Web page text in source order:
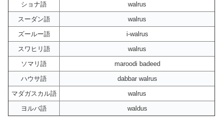
ショナ語
walrus
スーダン語
walrus
ズールー語
i-walrus
スワヒリ語
walrus
ソマリ語
maroodi badeed
ハウサ語
dabbar walrus
マダガスカル語
walrus
ヨルバ語
waldus